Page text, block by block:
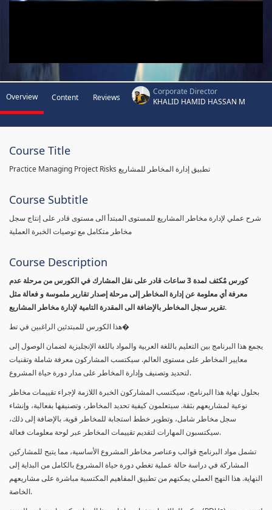
Overview Content Reviews
Corporate Director
KHALID HAMID HASSAN M
Course Title
Practice Managing Project Risks تطبيق إدارة المخاطر للمشاريع
Course Subtitle
شرح عملي لإدارة مخاطر المشاريع للمستوى المبتدأ الى مستوى قادر على إنتاج سجل
مخاطر متكامل مع توصيات الخبرة العملية
Course Description
كورس مٌكثف لمدة 3 ساعات قادر على نقل المشارك في الكورس من مرحلة عدم
معرفة أي معلومة عن إدارة المخاطر إلى مرحلة إصدار تقارير ملموسة و فعالة مثل
تقرير سجل المخاطر بالإضافة الى المقدرة التامية لإدارة مخاطر المشاريع.
هذا الكورس للمبتدئين الراغبين في تط�
يجمع هذا البرنامج بين التعليم باللغة العربية والمواد باللغة الإنجليزية لضمان الوصول إلى
معايير المخاطر على مستوى العالم. سيكتسب المشاركون معرفة شاملة وتقنيات
لتحديد وتصنيف وإدارة المخاطر على مدار دورة حياة المشروع.
بحلول نهاية هذا البرنامج، سيكتسب المشاركون الخبرة اللازمة لإجراء تقييمات مخاطر
نوعية لمشاريعهم بثقة. سيتعلمون كيفية تحديد المخاطر، وتصنيفها بفعالية، وإنشاء
سجل مخاطر شامل، وتطوير خطط استجابة للمخاطر قوية. بالإضافة إلى ذلك،
سيكتسبون المهارات لتقديم تقييمات المخاطر عبر لوحة معلومات فعالة.
تشمل مواد البرنامج قوالب وعناصر مخاطر المشروع الأساسية، مما يتيح للمشاركين
المشاركة في دراسة حالة عملية تغطي دورة حياة المشروع بالكامل من البداية إلى
النهاية. هذا النهج العملي يمكنهم من تطبيق المفاهيم المكتسبة مباشرة على مشاريعهم
الخاصة.